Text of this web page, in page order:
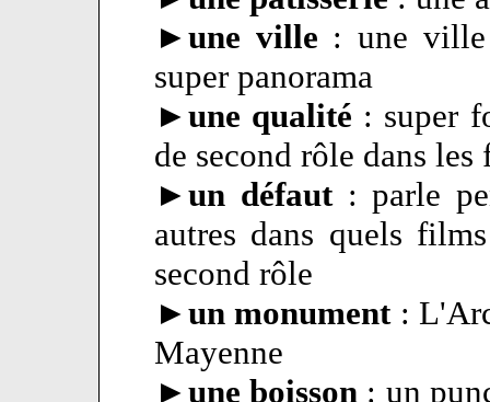
►une ville : une ville
super panorama
►une qualité : super
de second rôle dans les
►un défaut : parle
autres dans quels
second rôle
►un monument:
Mayenne
►une boisson : un